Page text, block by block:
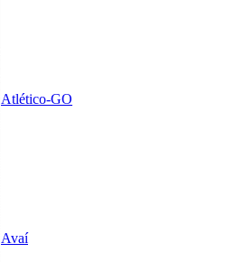
Atlético-GO
Avaí